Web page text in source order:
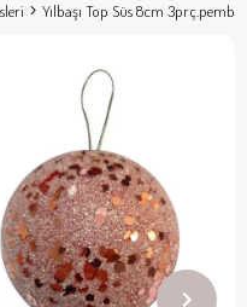
Yılbaşı Top Süs 8cm